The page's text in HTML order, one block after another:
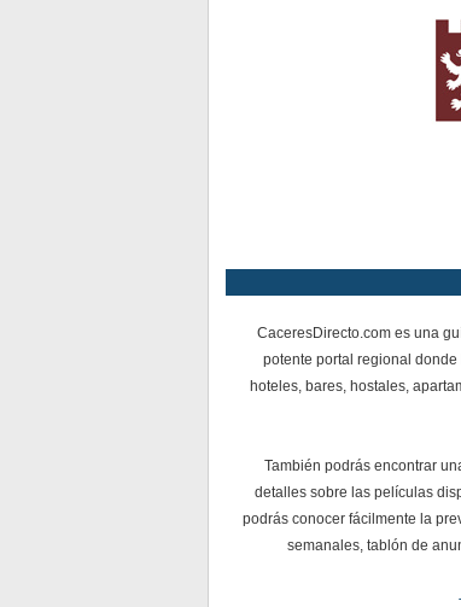
CaceresDirecto.com es una
potente portal regional
hoteles, bares, hostales,
También podrás encontrar
detalles sobre las películas
podrás conocer fácilmente la
semanales, tablón de